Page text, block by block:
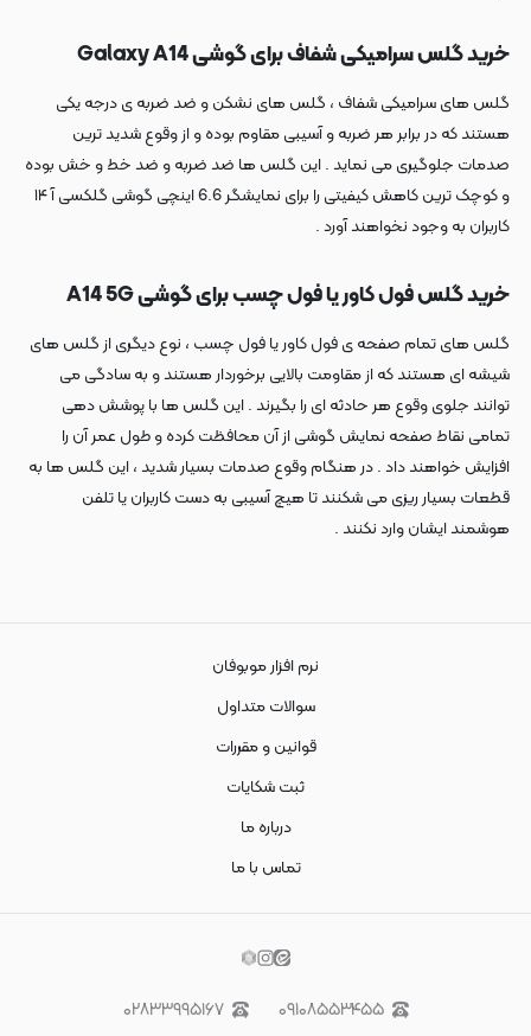
خرید گلس سرامیکی شفاف برای گوشی Galaxy A14
گلس های سرامیکی شفاف ، گلس های نشکن و ضد ضربه ی درجه یکی
هستند که در برابر هر ضربه و آسیبی مقاوم بوده و از وقوع شدید ترین
صدمات جلوگیری می نماید . این گلس ها ضد ضربه و ضد خط و خش بوده
و کوچک ترین کاهش کیفیتی را برای نمایشگر 6.6 اینچی گوشی گلکسی آ ۱۴
کاربران به وجود نخواهند آورد .
خرید گلس فول کاور یا فول چسب برای گوشی A14 5G
گلس های تمام صفحه ی فول کاور یا فول چسب ، نوع دیگری از گلس های
شیشه ای هستند که از مقاومت بالایی برخوردار هستند و به سادگی می
توانند جلوی وقوع هر حادثه ای را بگیرند . این گلس ها با پوشش دهی
تمامی نقاط صفحه نمایش گوشی از آن محافظت کرده و طول عمر آن را
افزایش خواهند داد . در هنگام وقوع صدمات بسیار شدید ، این گلس ها به
قطعات بسیار ریزی می شکنند تا هیچ آسیبی به دست کاربران یا تلفن
هوشمند ایشان وارد نکنند .
نرم افزار موبوفان
سوالات متداول
قوانین و مقررات
ثبت شکایات
درباره ما
تماس با ما
۰۹۱۰۸۵۵۳۴۵۵ ۰۲۸۳۳۹۹۵۱۶۷